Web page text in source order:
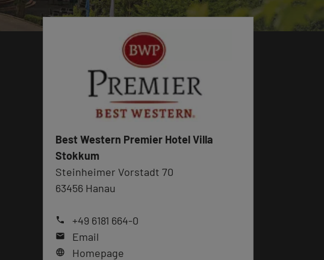
Best Western Premier Hotel Villa
Stokkum
Steinheimer Vorstadt 70
63456 Hanau
phone +49 6181 664-0
mail Email
language Homepage